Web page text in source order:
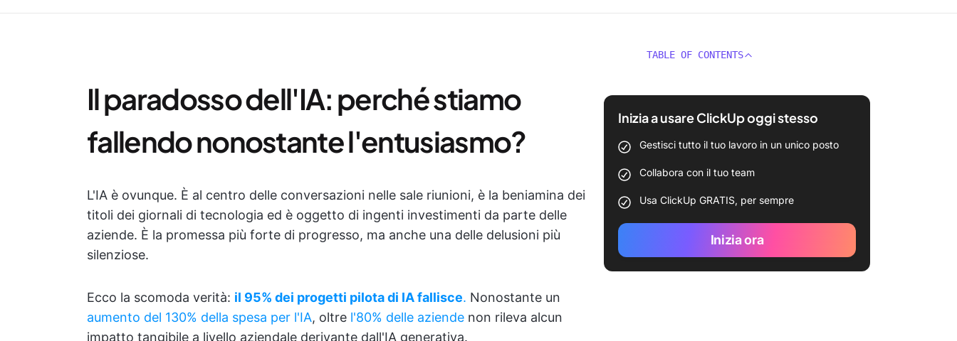
Il paradosso dell'IA: perché stiamo
fallendo nonostante l'entusiasmo?
L'IA è ovunque. È al centro delle conversazioni nelle sale riunioni, è la beniamina dei
titoli dei giornali di tecnologia ed è oggetto di ingenti investimenti da parte delle
aziende. È la promessa più forte di progresso, ma anche una delle delusioni più
silenziose.
Ecco la scomoda verità: il 95% dei progetti pilota di IA fallisce. Nonostante un
aumento del 130% della spesa per l'IA, oltre l'80% delle aziende non rileva alcun
impatto tangibile a livello aziendale derivante dall'IA generativa.
TABLE OF CONTENTS
Inizia a usare ClickUp oggi stesso
Gestisci tutto il tuo lavoro in un unico posto
Collabora con il tuo team
Usa ClickUp GRATIS, per sempre
Inizia ora